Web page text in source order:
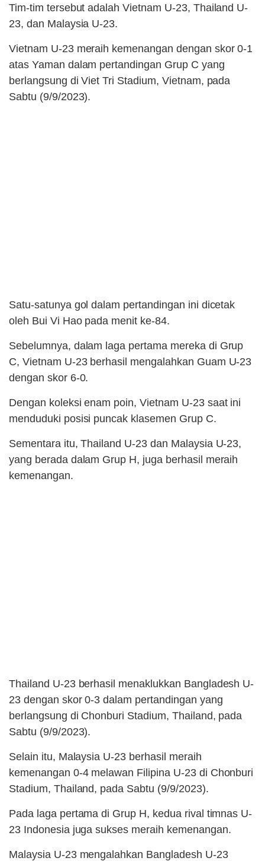
Tim-tim tersebut adalah Vietnam U-23, Thailand U-
23, dan Malaysia U-23.
Vietnam U-23 meraih kemenangan dengan skor 0-1
atas Yaman dalam pertandingan Grup C yang
berlangsung di Viet Tri Stadium, Vietnam, pada
Sabtu (9/9/2023).
Satu-satunya gol dalam pertandingan ini dicetak
oleh Bui Vi Hao pada menit ke-84.
Sebelumnya, dalam laga pertama mereka di Grup
C, Vietnam U-23 berhasil mengalahkan Guam U-23
dengan skor 6-0.
Dengan koleksi enam poin, Vietnam U-23 saat ini
menduduki posisi puncak klasemen Grup C.
Sementara itu, Thailand U-23 dan Malaysia U-23,
yang berada dalam Grup H, juga berhasil meraih
kemenangan.
Thailand U-23 berhasil menaklukkan Bangladesh U-
23 dengan skor 0-3 dalam pertandingan yang
berlangsung di Chonburi Stadium, Thailand, pada
Sabtu (9/9/2023).
Selain itu, Malaysia U-23 berhasil meraih
kemenangan 0-4 melawan Filipina U-23 di Chonburi
Stadium, Thailand, pada Sabtu (9/9/2023).
Pada laga pertama di Grup H, kedua rival timnas U-
23 Indonesia juga sukses meraih kemenangan.
Malaysia U-23 mengalahkan Bangladesh U-23